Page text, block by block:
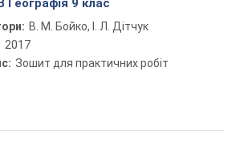
Географія 9 клас
В. М. Бойко, І. Л. Дітчук
2017
Зошит для практичних робіт